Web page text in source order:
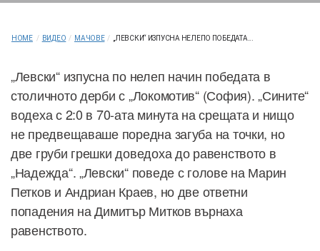
HOME / ВИДЕО / МАЧОВЕ / „ЛЕВСКИ“ ИЗПУСНА НЕЛЕПО ПОБЕДАТА...
„Левски“ изпусна по нелеп начин победата в
столичното дерби с „Локомотив“ (София). „Сините“
водеха с 2:0 в 70-ата минута на срещата и нищо
не предвещаваше поредна загуба на точки, но
две груби грешки доведоха до равенството в
„Надежда“. „Левски“ поведе с голове на Марин
Петков и Андриан Краев, но две ответни
попадения на Димитър Митков върнаха
равенството.